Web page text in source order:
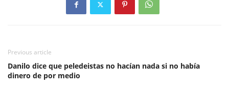
Previous article
Danilo dice que peledeistas no hacían nada si no había
dinero de por medio